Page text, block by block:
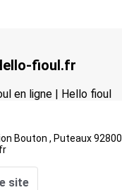
fioul.fr
en ligne | Hello fioul
Bouton , Puteaux92800
site